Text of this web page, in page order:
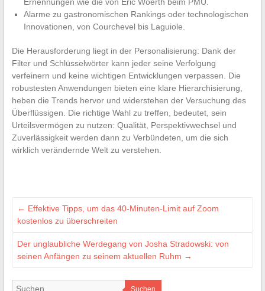
Alarme zu gastronomischen Rankings oder technologischen
Innovationen, von Courchevel bis Laguiole.
Die Herausforderung liegt in der Personalisierung: Dank der
Filter und Schlüsselwörter kann jeder seine Verfolgung
verfeinern und keine wichtigen Entwicklungen verpassen. Die
robustesten Anwendungen bieten eine klare Hierarchisierung,
heben die Trends hervor und widerstehen der Versuchung des
Überflüssigen. Die richtige Wahl zu treffen, bedeutet, sein
Urteilsvermögen zu nutzen: Qualität, Perspektivwechsel und
Zuverlässigkeit werden dann zu Verbündeten, um die sich
wirklich verändernde Welt zu verstehen.
← Effektive Tipps, um das 40-Minuten-Limit auf Zoom
kostenlos zu überschreiten
Der unglaubliche Werdegang von Josha Stradowski: von
seinen Anfängen zu seinem aktuellen Ruhm →
Suchen